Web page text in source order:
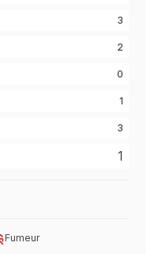
3
2
0
1
3
1
Fumeur